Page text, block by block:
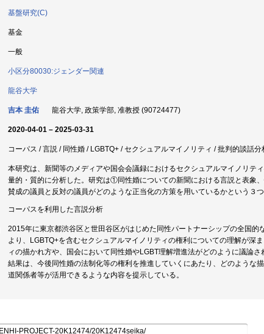
基盤研究(C)
基金
一般
小区分80030:ジェンダー関連
龍谷大学
吉本 圭佑 龍谷大学, 政策学部, 准教授 (90724477)
2020-04-01 – 2025-03-31
コーパス / 言説 / 同性婚 / LGBTQ+ / セクシュアルマイノリティ / 批判的談話分
本研究は、新聞等のメディアや国会会議録におけるセクシュアルマイノリテ
量的・質的に分析した。研究は①同性婚についての新聞における言説と表
賛成の議員と反対の議員がどのような正当化の方策を用いているかという３
コーパスを利用した言説分析
2015年に東京都渋谷区と世田谷区がはじめた同性パートナーシップの全国
より、LGBTQ+を含むセクシュアルマイノリティの権利についての理解が深
ィの描かれ方や、国会において同性婚やLGBT理解増進法がどのように議論
結果は、今後同性婚の法制化等の権利を推進していくにあたり、どのような
道関係者等が活用できるような内容を提示している。